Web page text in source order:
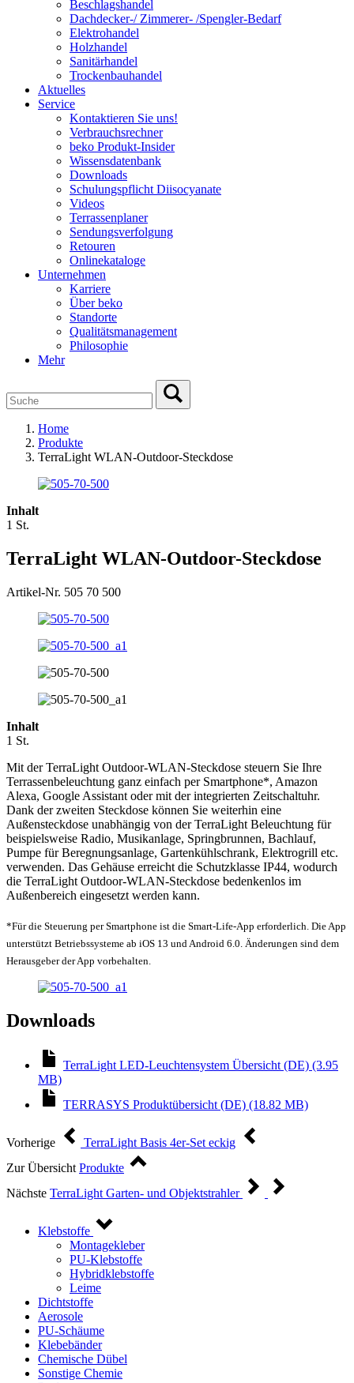
Beschlagshandel
Dachdecker-/ Zimmerer- /Spengler-Bedarf
Elektrohandel
Holzhandel
Sanitärhandel
Trockenbauhandel
Aktuelles
Service
Kontaktieren Sie uns!
Verbrauchsrechner
beko Produkt-Insider
Wissensdatenbank
Downloads
Schulungspflicht Diisocyanate
Videos
Terrassenplaner
Sendungsverfolgung
Retouren
Onlinekataloge
Unternehmen
Karriere
Über beko
Standorte
Qualitätsmanagement
Philosophie
Mehr
Home
Produkte
TerraLight WLAN-Outdoor-Steckdose
Inhalt
1 St.
TerraLight WLAN-Outdoor-Steckdose
Artikel-Nr. 505 70 500
Inhalt
1 St.
Mit der TerraLight Outdoor-WLAN-Steckdose steuern Sie Ihre
Terrassenbeleuchtung ganz einfach per Smartphone*, Amazon
Alexa, Google Assistant oder mit der integrierten Zeitschaltuhr.
Dank der zweiten Steckdose können Sie weiterhin eine
Außensteckdose unabhängig von der TerraLight Beleuchtung für
beispielsweise Radio, Musikanlage, Springbrunnen, Bachlauf,
Pumpe für Beregnungsanlage, Gartenkühlschrank, Elektrogrill etc.
verwenden. Das Gehäuse erreicht die Schutzklasse IP44, wodurch
die TerraLight Outdoor-WLAN-Steckdose bedenkenlos im
Außenbereich eingesetzt werden kann.
*Für die Steuerung per Smartphone ist die Smart-Life-App erforderlich. Die App
unterstützt Betriebssysteme ab iOS 13 und Android 6.0. Änderungen sind dem
Herausgeber der App vorbehalten.
Downloads
TerraLight LED-Leuchtensystem Übersicht (DE) (3.95
MB)
TERRASYS Produktübersicht (DE) (18.82 MB)
Vorherige
TerraLight Basis 4er-Set eckig
Zur Übersicht Produkte
Nächste TerraLight Garten- und Objektstrahler
Klebstoffe
Montagekleber
PU-Klebstoffe
Hybridklebstoffe
Leime
Dichtstoffe
Aerosole
PU-Schäume
Klebebänder
Chemische Dübel
Sonstige Chemie